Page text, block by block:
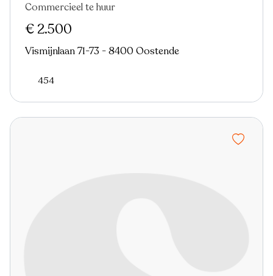
Nieuw
Commercieel te huur
€ 2.500
Vismijnlaan 71-73 - 8400 Oostende
454